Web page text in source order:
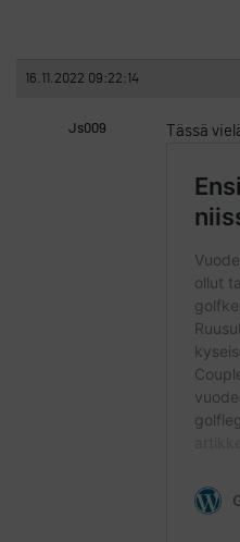
16.11.2022 09:22:14
Js009 Tässä